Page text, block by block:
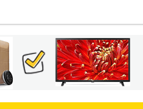
•MAYORAL στην
διαθέτει μία κεντρική γραμμή
είναι η ηγετική μάρκα στη
Mayoral ασχολείται με τον
που αποτελείται από 20